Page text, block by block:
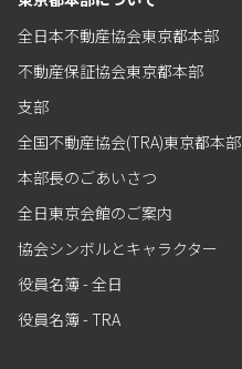
全日本不動産協会東京都本部
不動産保証協会東京都本部
支部
全国不動産協会(TRA)東京都本部
本部長のごあいさつ
全日東京会館のご案内
協会シンボルとキャラクター
役員名簿 - 全日
役員名簿 - TRA